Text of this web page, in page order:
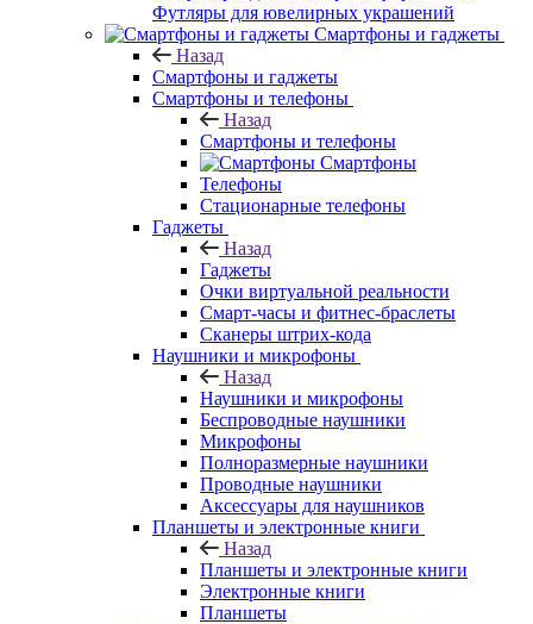
Футляры для ювелирных украшений
Смартфоны и гаджеты
Назад
Смартфоны и гаджеты
Смартфоны и телефоны
Назад
Смартфоны и телефоны
Смартфоны
Телефоны
Стационарные телефоны
Гаджеты
Назад
Гаджеты
Очки виртуальной реальности
Смарт-часы и фитнес-браслеты
Сканеры штрих-кода
Наушники и микрофоны
Назад
Наушники и микрофоны
Беспроводные наушники
Микрофоны
Полноразмерные наушники
Проводные наушники
Аксессуары для наушников
Планшеты и электронные книги
Назад
Планшеты и электронные книги
Электронные книги
Планшеты